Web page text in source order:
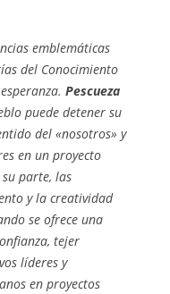
emblemáticas
del Conocimiento
Pescueza
puede detener su
del «nosotros» y
en un proyecto
parte, las
y la creatividad
se ofrece una
tejer
líderes y
en proyectos